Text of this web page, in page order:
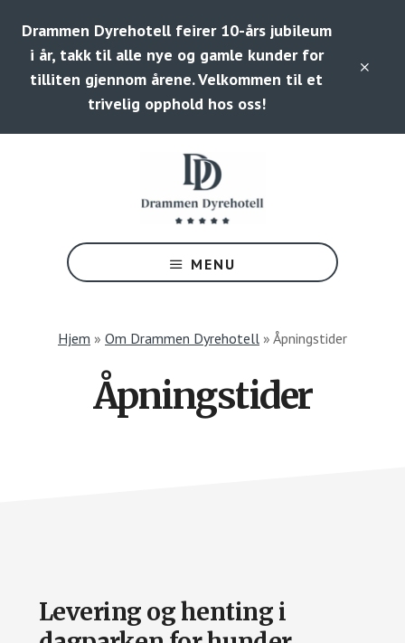
hovedinnhold
footer
Drammen Dyrehotell feirer 10-års jubileum
i år, takk til alle nye og gamle kunder for
tilliten gjennom årene. Velkommen til et
trivelig opphold hos oss!
i
Skoger,
hundehotell
smådyrhotell
MENU
Hjem » Om Drammen Dyrehotell » Åpningstider
Åpningstider
Levering og henting i